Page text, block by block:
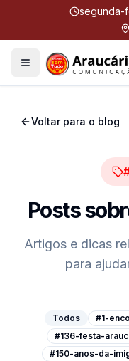
segunda-
Menu
Voltar para o blog
Posts
Artigos e dicas
para
Todos
#1-
#136-festa-
#150-anos-da-